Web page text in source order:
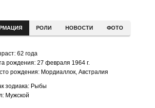
РОЛИ НОВОСТИ ФОТО
62 года
рождения: 27 февраля 1964 г.
рождения: Мордиаллок, Австралия
зодиака: Рыбы
Мужской